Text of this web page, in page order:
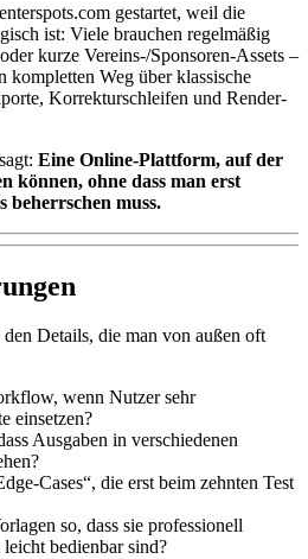
gestartet, weil die
ist: Viele brauchen regelmäßig
kurze Vereins-/Sponsoren-Assets –
kompletten Weg über klassische
Korrekturschleifen und Render-
Eine Online-Plattform, auf der
können, ohne dass man erst
beherrschen muss.
Details, die man von außen oft
wenn Nutzer sehr
einsetzen?
Ausgaben in verschiedenen
Cases“, die erst beim zehnten Test
so, dass sie professionell
bedienbar sind?